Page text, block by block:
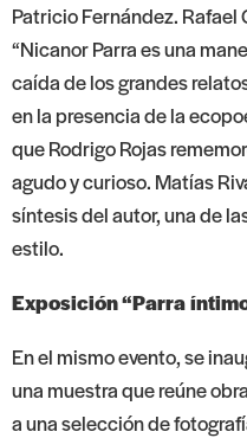
Patricio Fernández.
“Nicanor Parra es una
caída de los grandes
en la presencia de la
que Rodrigo Rojas
agudo y curioso. Matías
síntesis del autor, una de
estilo.
Exposición “Parra
En el mismo evento, se
una muestra que reúne
a una selección de